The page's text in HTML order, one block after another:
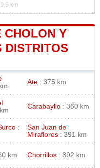
km
CHOLON Y
DISTRITOS
Ate : 375 km
Carabayllo : 360 km
:
San Juan de
Miraflores : 391 km
km Chorrillos : 392 km